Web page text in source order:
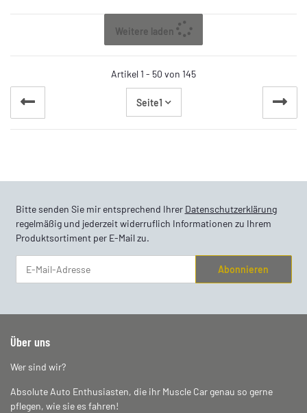
Weitere laden
Artikel 1 - 50 von 145
Seite1
Bitte senden Sie mir entsprechend Ihrer Datenschutzerklärung
regelmäßig und jederzeit widerruflich Informationen zu Ihrem
Produktsortiment per E-Mail zu.
Abonnieren
Über uns
Wer sind wir?
Absolute Auto Enthusiasten, die ihr Muscle Car genau so gerne
pflegen, wie sie es fahren!